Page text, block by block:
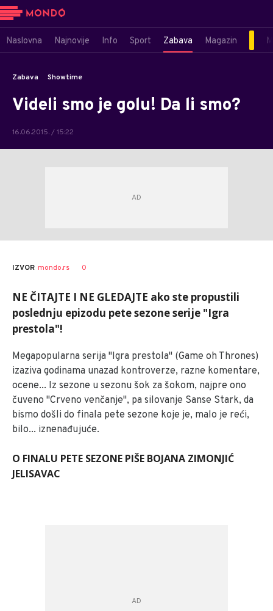
Naslovna Najnovije Info Sport Zabava Magazin
Zabava Showtime
Videli smo je golu! Da li smo?
16.06.2015. / 15:22
IZVOR mondo.rs 0
NE ČITAJTE I NE GLEDAJTE ako ste propustili
poslednju epizodu pete sezone serije "Igra
prestola"!
Megapopularna serija "Igra prestola" (Game oh Thrones)
izaziva godinama unazad kontroverze, razne komentare,
ocene... Iz sezone u sezonu šok za šokom, najpre ono
čuveno "Crveno venčanje", pa silovanje Sanse Stark, da
bismo došli do finala pete sezone koje je, malo je reći,
bilo... iznenađujuće.
O FINALU PETE SEZONE PIŠE BOJANA ZIMONJIĆ
JELISAVAC